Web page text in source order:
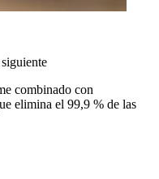
combinado con
elimina el 99,9 % de las